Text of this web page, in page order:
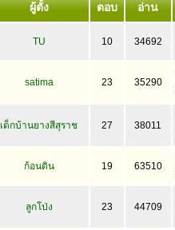
ผู้ตั้ง ตอบ อ่าน
TU 10 34692
satima 23 35290
เด็กบ้านยางสีสุราช 27 38011
ก้อนดิน 19 63510
ลูกโป่ง 23 44709